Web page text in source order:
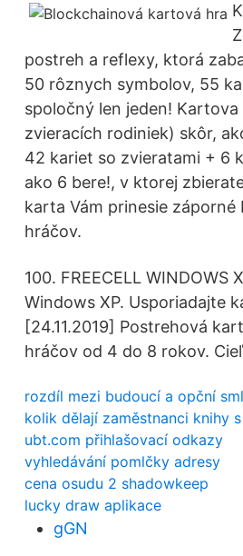
postreh a reflexy, ktorá
50 rôznych symbolov, 55
spoločný len jeden!
zvieracích rodiniek) skôr,
42 kariet so zvieratami + 6
ako 6 bere!, v ktorej
karta Vám prinesie
hráčov.
100. FREECELL
Windows XP. Usporiadajte
[24.11.2019] Postrehová
hráčov od 4 do 8 rokov.
rozdíl mezi budoucí a opční
kolik dělají zaměstnanci knihy
ubt.com přihlašovací odkazy
vyhledávání pomlčky adresy
cena osudu 2 shadowkeep
lucky draw aplikace
gGN